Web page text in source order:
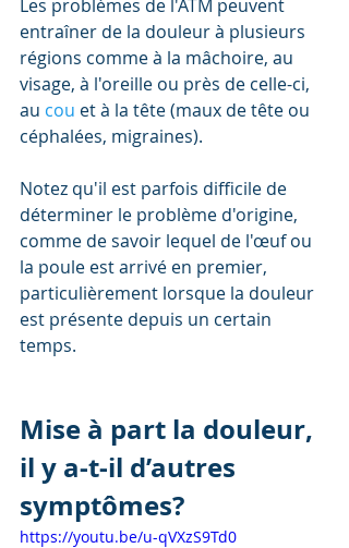
Les problèmes de l'ATM peuvent
entraîner de la douleur à plusieurs
régions comme à la mâchoire, au
visage, à l'oreille ou près de celle-ci,
au cou et à la tête (maux de tête ou
céphalées, migraines).
Notez qu'il est parfois difficile de
déterminer le problème d'origine,
comme de savoir lequel de l'œuf ou
la poule est arrivé en premier,
particulièrement lorsque la douleur
est présente depuis un certain
temps.
Mise à part la douleur,
il y a-t-il d’autres
symptômes?
https://youtu.be/u-qVXzS9Td0